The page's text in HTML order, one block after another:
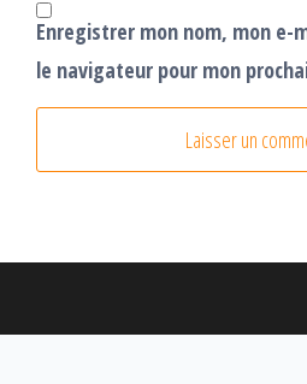
Enregistrer mon nom, mon e-
le navigateur pour mon